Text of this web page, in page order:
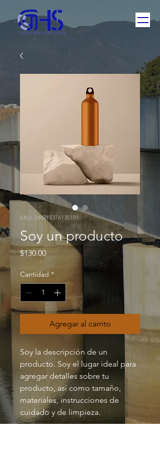
SKU: 284215376135191
Soy un producto
$130.00Precio
Cantidad *
Agregar al carrito
Soy la descripción de un
producto. Soy el lugar ideal para
agregar detalles sobre tu
producto, así como tamaño,
materiales, instrucciones de
cuidado y de limpieza.